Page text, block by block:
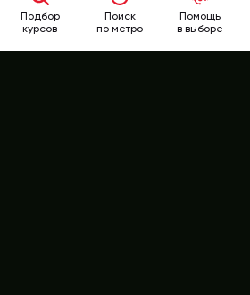
Подбор
курсов
Поиск
по метро
Помощь
в выборе